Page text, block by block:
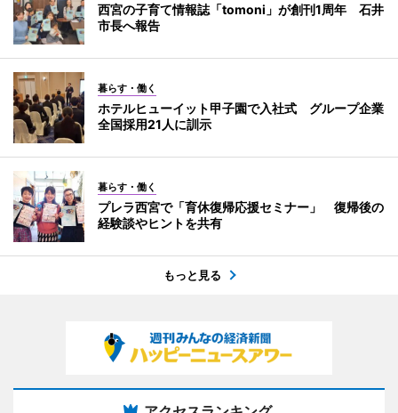
西宮の子育て情報誌「tomoni」が創刊1周年 石井
市長へ報告
暮らす・働く
ホテルヒューイット甲子園で入社式 グループ企業
全国採用21人に訓示
暮らす・働く
プレラ西宮で「育休復帰応援セミナー」 復帰後の
経験談やヒントを共有
もっと見る